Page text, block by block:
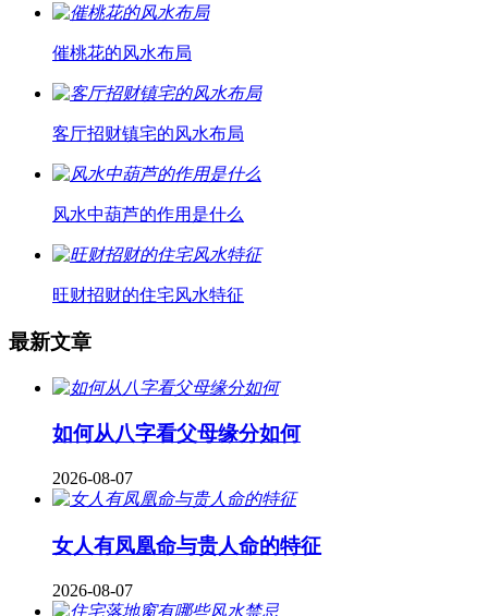
催桃花的风水布局
客厅招财镇宅的风水布局
风水中葫芦的作用是什么
旺财招财的住宅风水特征
最新文章
如何从八字看父母缘分如何
2026-08-07
女人有凤凰命与贵人命的特征
2026-08-07